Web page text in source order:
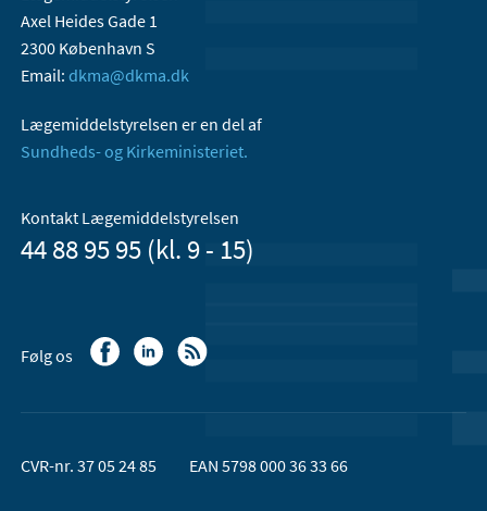
Axel Heides Gade 1
2300 København S
Email: dkma@dkma.dk
Lægemiddelstyrelsen er en del af
Sundheds- og Kirkeministeriet.
Kontakt Lægemiddelstyrelsen
44 88 95 95 (kl. 9 - 15)
Følg os
CVR-nr. 37 05 24 85 EAN 5798 000 36 33 66